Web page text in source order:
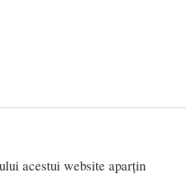
acestui website aparțin